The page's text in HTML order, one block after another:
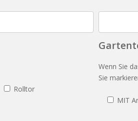
Rolltor
Wenn Sie
Sie
MIT